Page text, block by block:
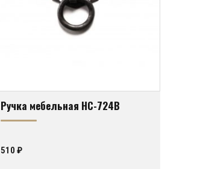
Ручка мебельная HC-724B
510 ₽